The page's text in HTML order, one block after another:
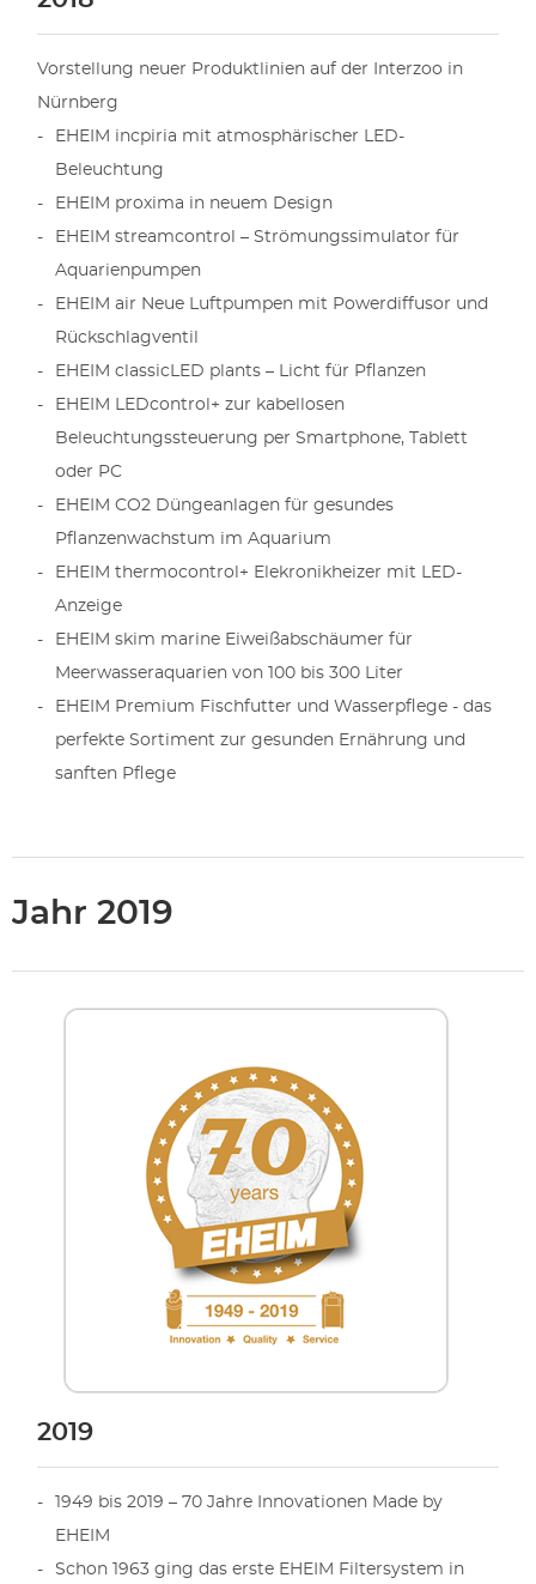
Vorstellung neuer Produktlinien auf der Interzoo in
Nürnberg
EHEIM incpiria mit atmosphärischer LED-
Beleuchtung
EHEIM proxima in neuem Design
EHEIM streamcontrol – Strömungssimulator für
Aquarienpumpen
EHEIM air Neue Luftpumpen mit Powerdiffusor und
Rückschlagventil
EHEIM classicLED plants – Licht für Pflanzen
EHEIM LEDcontrol+ zur kabellosen
Beleuchtungssteuerung per Smartphone, Tablett
oder PC
EHEIM CO2 Düngeanlagen für gesundes
Pflanzenwachstum im Aquarium
EHEIM thermocontrol+ Elekronikheizer mit LED-
Anzeige
EHEIM skim marine Eiweißabschäumer für
Meerwasseraquarien von 100 bis 300 Liter
EHEIM Premium Fischfutter und Wasserpflege - das
perfekte Sortiment zur gesunden Ernährung und
sanften Pflege
Jahr 2019
2019
1949 bis 2019 – 70 Jahre Innovationen Made by
EHEIM
Schon 1963 ging das erste EHEIM Filtersystem in